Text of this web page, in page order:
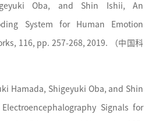
Oba, and Shin Ishii, An
System for Human Emotion
116, pp. 257-268, 2019. （中国科
Hamada, Shigeyuki Oba, and Shin
Signals for